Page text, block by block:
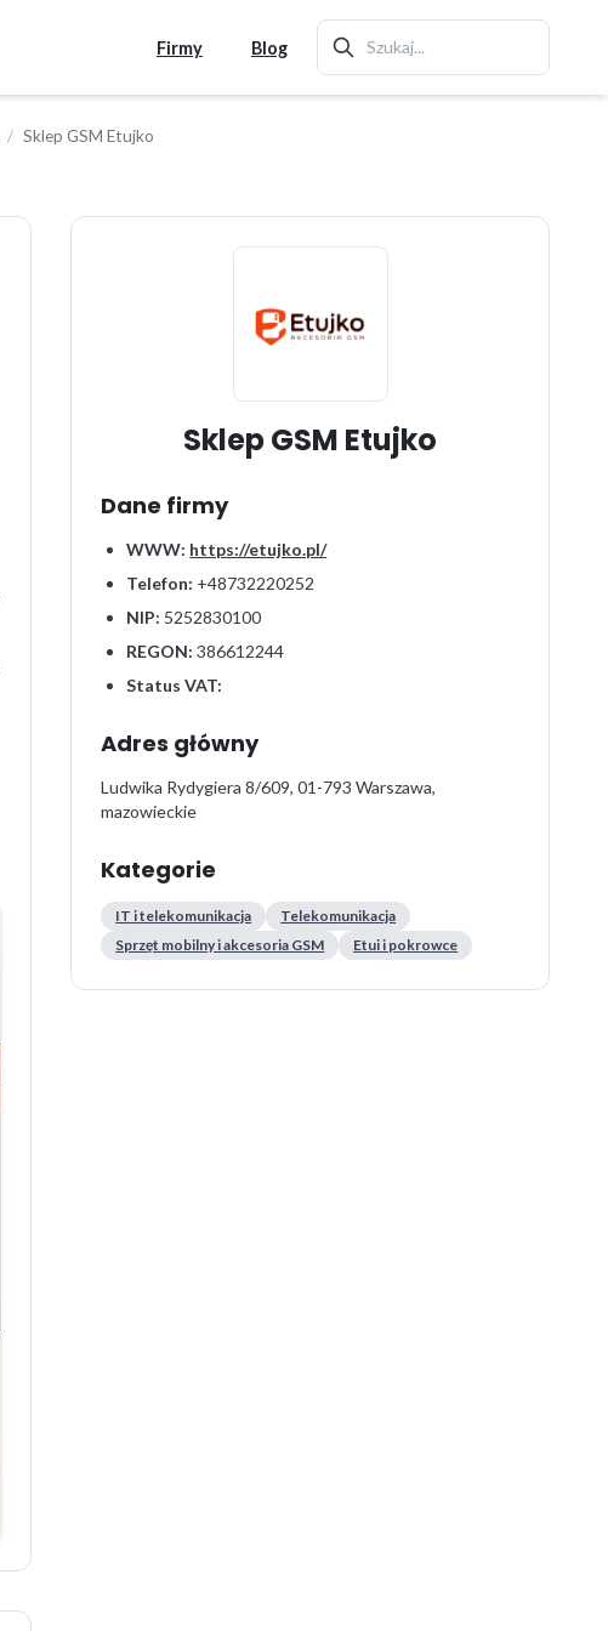
Firmy Blog
Sklep GSM Etujko
Sklep GSM Etujko
Dane firmy
WWW: https://etujko.pl/
Telefon: +48732220252
NIP: 5252830100
REGON: 386612244
Status VAT:
Adres główny
Ludwika Rydygiera 8/609, 01-793 Warszawa,
mazowieckie
Kategorie
IT i telekomunikacja
Telekomunikacja
Sprzęt mobilny i akcesoria GSM
Etui i pokrowce